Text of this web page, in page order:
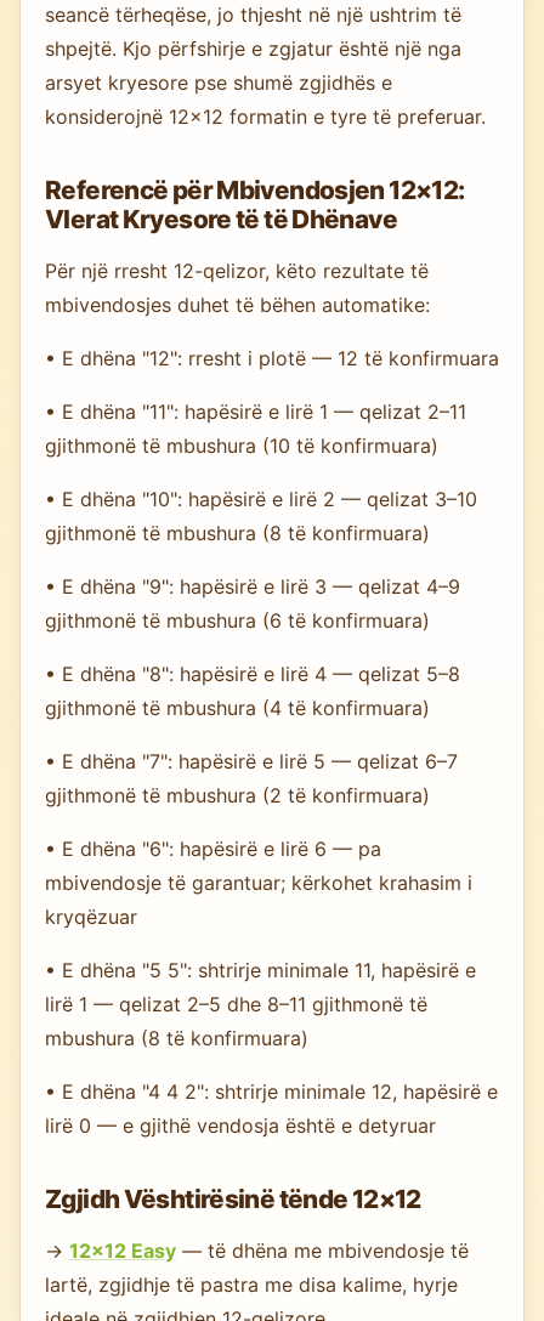
seancë tërheqëse, jo thjesht në një ushtrim të
shpejtë. Kjo përfshirje e zgjatur është një nga
arsyet kryesore pse shumë zgjidhës e
konsiderojnë 12×12 formatin e tyre të preferuar.
Referencë për Mbivendosjen 12×12:
Vlerat Kryesore të të Dhënave
Për një rresht 12-qelizor, këto rezultate të
mbivendosjes duhet të bëhen automatike:
• E dhëna "12": rresht i plotë — 12 të konfirmuara
• E dhëna "11": hapësirë e lirë 1 — qelizat 2–11
gjithmonë të mbushura (10 të konfirmuara)
• E dhëna "10": hapësirë e lirë 2 — qelizat 3–10
gjithmonë të mbushura (8 të konfirmuara)
• E dhëna "9": hapësirë e lirë 3 — qelizat 4–9
gjithmonë të mbushura (6 të konfirmuara)
• E dhëna "8": hapësirë e lirë 4 — qelizat 5–8
gjithmonë të mbushura (4 të konfirmuara)
• E dhëna "7": hapësirë e lirë 5 — qelizat 6–7
gjithmonë të mbushura (2 të konfirmuara)
• E dhëna "6": hapësirë e lirë 6 — pa
mbivendosje të garantuar; kërkohet krahasim i
kryqëzuar
• E dhëna "5 5": shtrirje minimale 11, hapësirë e
lirë 1 — qelizat 2–5 dhe 8–11 gjithmonë të
mbushura (8 të konfirmuara)
• E dhëna "4 4 2": shtrirje minimale 12, hapësirë e
lirë 0 — e gjithë vendosja është e detyruar
Zgjidh Vështirësinë tënde 12×12
→ 12×12 Easy — të dhëna me mbivendosje të
lartë, zgjidhje të pastra me disa kalime, hyrje